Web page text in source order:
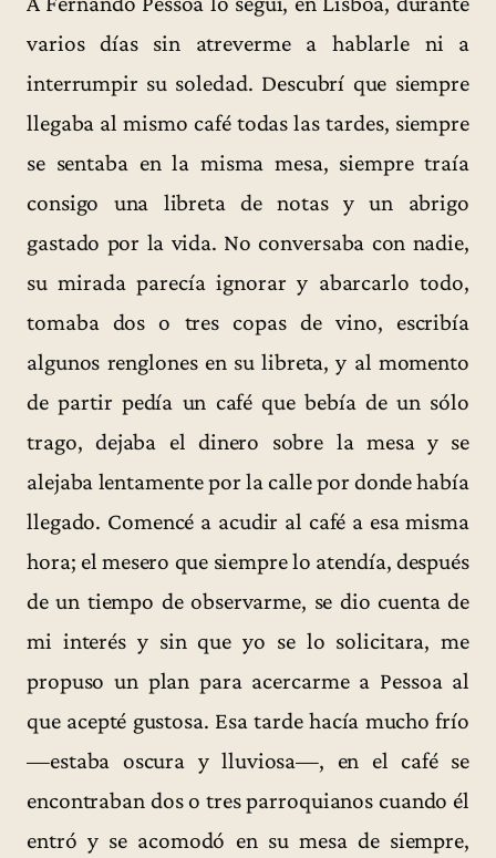
varios días sin atreverme a hablarle ni a
interrumpir su soledad. Descubrí que siempre
llegaba al mismo café todas las tardes, siempre
se sentaba en la misma mesa, siempre traía
consigo una libreta de notas y un abrigo
gastado por la vida. No conversaba con nadie,
su mirada parecía ignorar y abarcarlo todo,
tomaba dos o tres copas de vino, escribía
algunos renglones en su libreta, y al momento
de partir pedía un café que bebía de un sólo
trago, dejaba el dinero sobre la mesa y se
alejaba lentamente por la calle por donde había
llegado. Comencé a acudir al café a esa misma
hora; el mesero que siempre lo atendía, después
de un tiempo de observarme, se dio cuenta de
mi interés y sin que yo se lo solicitara, me
propuso un plan para acercarme a Pessoa al
que acepté gustosa. Esa tarde hacía mucho frío
—estaba oscura y lluviosa—, en el café se
encontraban dos o tres parroquianos cuando él
entró y se acomodó en su mesa de siempre,